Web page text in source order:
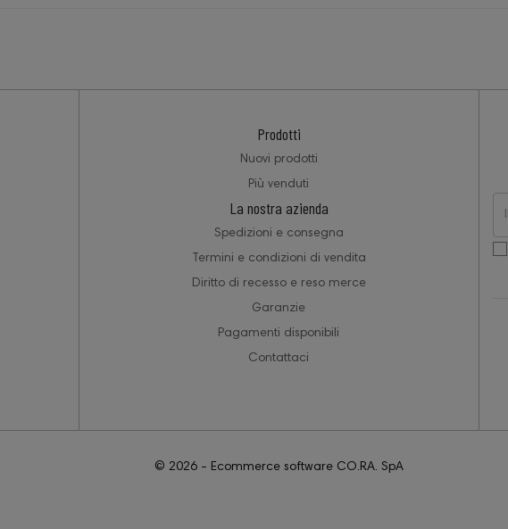
Prodotti
Nuovi prodotti
Più venduti
La nostra azienda
Spedizioni e consegna
Termini e condizioni di vendita
Diritto di recesso e reso merce
Garanzie
Pagamenti disponibili
Contattaci
© 2026 - Ecommerce software CO.RA. SpA